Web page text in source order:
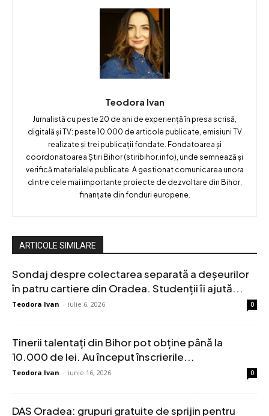
Teodora Ivan
Jurnalistă cu peste 20 de ani de experiență în presa scrisă,
digitală și TV: peste 10.000 de articole publicate, emisiuni TV
realizate și trei publicații fondate. Fondatoarea și
coordonatoarea Știri Bihor (stiribihor.info), unde semnează și
verifică materialele publicate. A gestionat comunicarea unora
dintre cele mai importante proiecte de dezvoltare din Bihor,
finanțate din fonduri europene.
ARTICOLE SIMILARE
Sondaj despre colectarea separată a deșeurilor
în patru cartiere din Oradea. Studenții îi ajută...
Teodora Ivan - iulie 6, 2026 0
Tinerii talentați din Bihor pot obține până la
10.000 de lei. Au început înscrierile...
Teodora Ivan - iunie 16, 2026 0
DAS Oradea: grupuri gratuite de sprijin pentru